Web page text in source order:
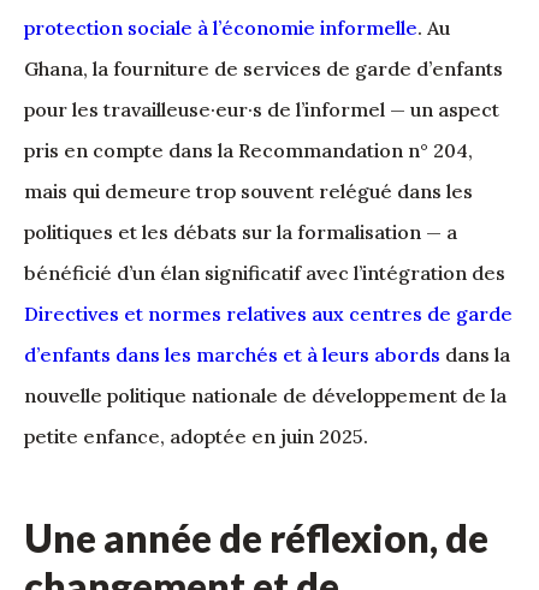
protection sociale à l’économie informelle. Au
Ghana, la fourniture de services de garde d’enfants
pour les travailleuse·eur·s de l’informel — un aspect
pris en compte dans la Recommandation n° 204,
mais qui demeure trop souvent relégué dans les
politiques et les débats sur la formalisation — a
bénéficié d’un élan significatif avec l’intégration des
Directives et normes relatives aux centres de garde
d’enfants dans les marchés et à leurs abords dans la
nouvelle politique nationale de développement de la
petite enfance, adoptée en juin 2025.
Une année de réflexion, de